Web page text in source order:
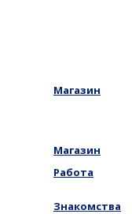
Магазин
Работа
Знакомства
Магазин